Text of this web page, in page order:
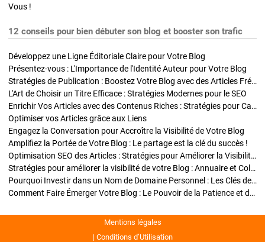
Vous !
12 conseils pour bien débuter son blog et booster son trafic
Développez une Ligne Éditoriale Claire pour Votre Blog
Présentez-vous : L'Importance de l'Identité Auteur pour Votre Blog
Stratégies de Publication : Boostez Votre Blog avec des Articles Fréquents et Exclusifs
L'Art de Choisir un Titre Efficace : Stratégies Modernes pour le SEO
Enrichir Vos Articles avec des Contenus Riches : Stratégies pour Captiver et Optimiser
Optimiser vos Articles grâce aux Liens
Engagez la Conversation pour Accroître la Visibilité de Votre Blog
Amplifiez la Portée de Votre Blog : Le partage est la clé du succès !
Optimisation SEO des Articles : Stratégies pour Améliorer la Visibilité de Votre Blog
Stratégies pour améliorer la visibilité de votre Blog : Annuaire et Collaborations
Pourquoi Investir dans un Nom de Domaine Personnel : Les Clés de la Réussite de Votre Blog
Comment Faire Émerger Votre Blog : Le Pouvoir de la Patience et de la Persévérance
Mentions légales
Conditions d’Utilisation